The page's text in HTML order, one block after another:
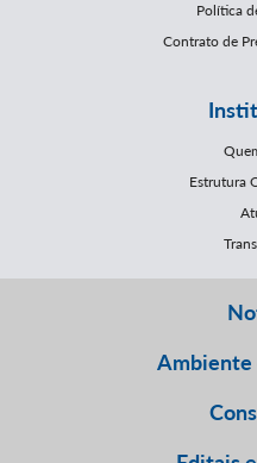
Política
Contrato de
Estrutura
Ambiente